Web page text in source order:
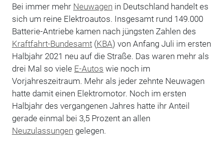
Bei immer mehr Neuwagen in Deutschland handelt es
sich um reine Elektroautos. Insgesamt rund 149.000
Batterie-Antriebe kamen nach jüngsten Zahlen des
Kraftfahrt-Bundesamt(KBA) von Anfang Juli im ersten
Halbjahr 2021 neu auf die Straße. Das waren mehr als
drei Mal so viele E-Autos wie noch im
Vorjahreszeitraum. Mehr als jeder zehnte Neuwagen
hatte damit einen Elektromotor. Noch im ersten
Halbjahr des vergangenen Jahres hatte ihr Anteil
gerade einmal bei 3,5 Prozent an allen
Neuzulassungen gelegen.